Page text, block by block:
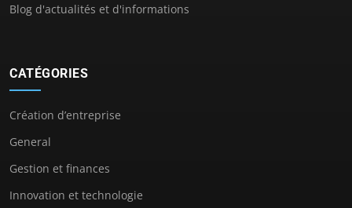
Blog d'actualités et d'informations
CATÉGORIES
Création d’entreprise
General
Gestion et finances
Innovation et technologie